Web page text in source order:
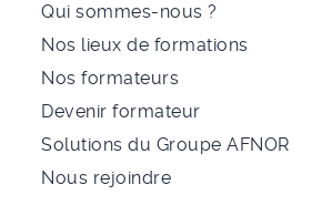
Qui sommes-nous ?
Nos lieux de formations
Nos formateurs
Devenir formateur
Solutions du Groupe AFNOR
Nous rejoindre